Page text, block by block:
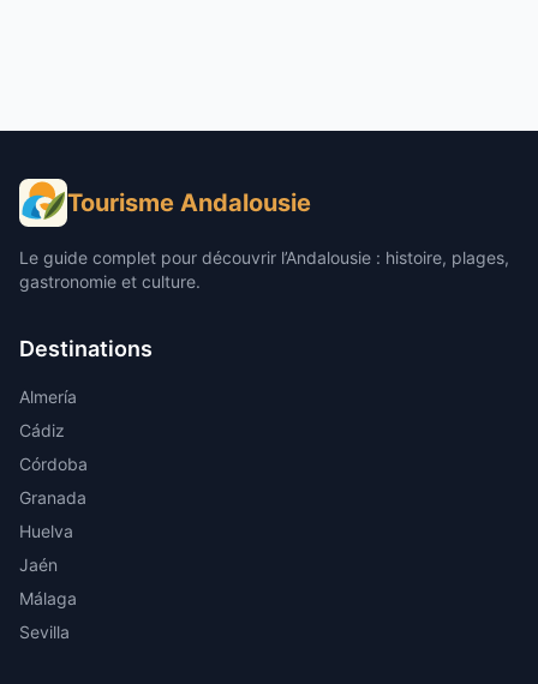
Tourisme Andalousie
Le guide complet pour découvrir l’Andalousie : histoire, plages,
gastronomie et culture.
Destinations
Almería
Cádiz
Córdoba
Granada
Huelva
Jaén
Málaga
Sevilla